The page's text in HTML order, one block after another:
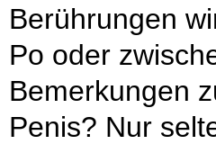
Berührungen
Po oder
Bemerkungen
Penis? Nur